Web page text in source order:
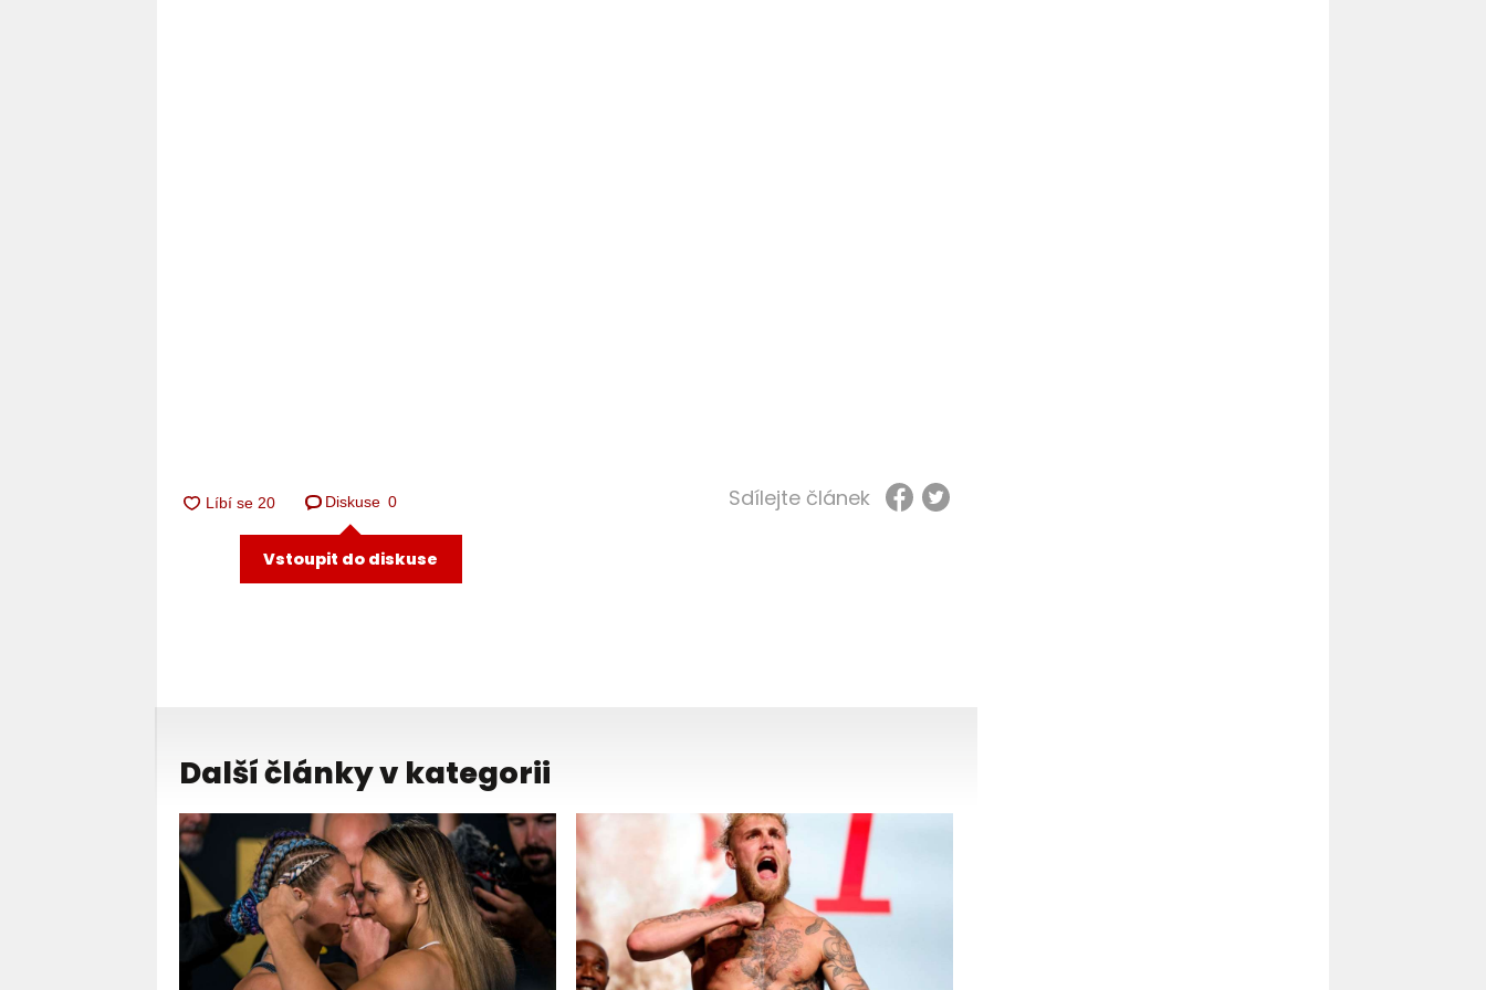
Diskuse 0
Vstoupit do diskuse
Sdílejte článek
Další články v kategorii